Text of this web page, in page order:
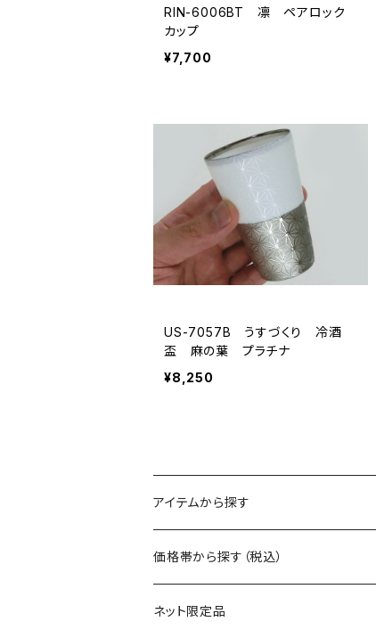
RIN-6006BT 凛 ペアロック
カップ
¥7,700
US-7057B うすづくり 冷酒
盃 麻の葉 プラチナ
¥8,250
アイテムから探す
マグ
保冷缶ホルダー
価格帯から探す（税込）
～550円
ネット限定品